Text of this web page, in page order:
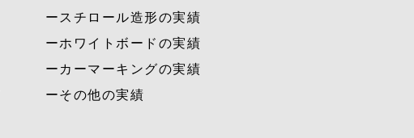
ースチロール造形の実績
ーホワイトボードの実績
ーカーマーキングの実績
ーその他の実績